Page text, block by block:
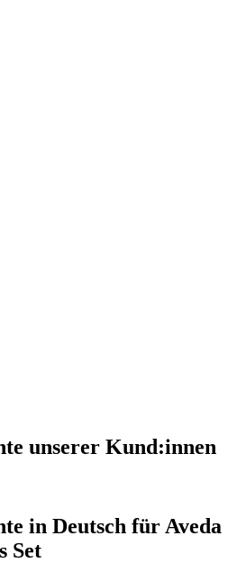
unserer Kund:innen
in Deutsch für Aveda
Set